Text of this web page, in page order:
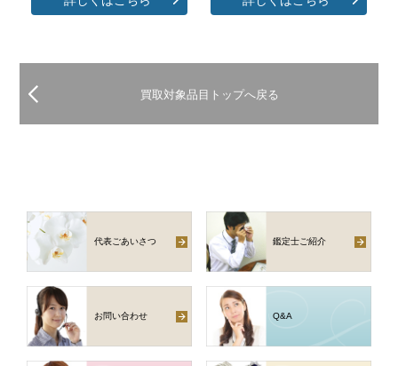
買取対象品目トップへ戻る
代表ごあいさつ 鑑定士ご紹介
お問い合わせ Q&A